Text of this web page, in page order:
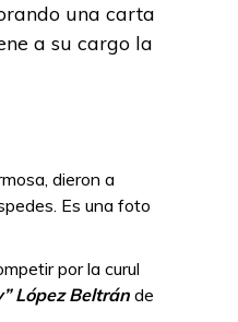
una carta
a su cargo la
dieron a
Es una foto
por la curul
López Beltránde